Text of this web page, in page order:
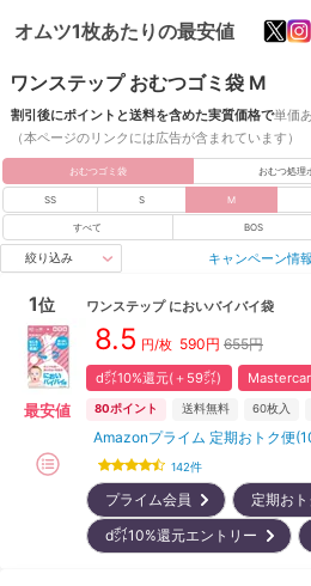
オムツ1枚あたりの最安値
ワンステップ おむつゴミ袋 M
割引後にポイントと送料を含めた実質価格で単価
（本ページのリンクには広告が含まれています）
おむつゴミ袋 おむつ処理
SS S M
すべて BOS
絞り込み キャンペーン情報
1位
最安値
ワンステップ においバイバイ袋
8.5 円/枚 590円 655円
d㌽10%還元(＋59㌽)
80ポイント 送料無料 60枚入
Amazonプライム 定期おトク便
142件
プライム会員
定期お
d㌽10%還元エントリー